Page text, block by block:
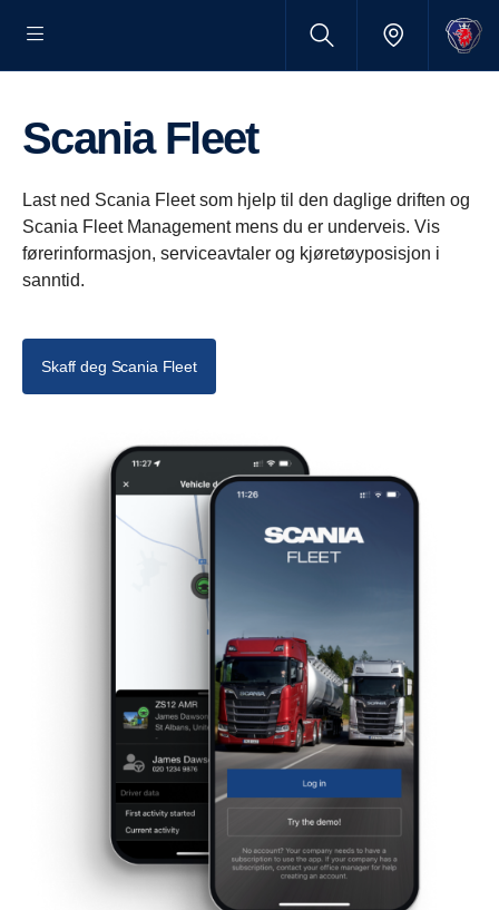
Scania Fleet
Last ned Scania Fleet som hjelp til den daglige driften og
Scania Fleet Management mens du er underveis. Vis
førerinformasjon, serviceavtaler og kjøretøyposisjon i
sanntid.
Skaff deg Scania Fleet